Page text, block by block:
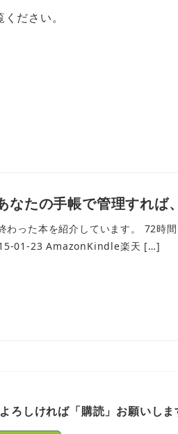
ください。
なたの手帳で管理すれ
わった本を紹介しています。 72
01-23 AmazonKindle楽天 […]
よろしければ「購読」お願いしま